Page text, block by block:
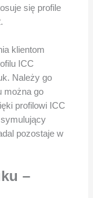
się profile
klientom
ICC
Należy go
można go
profilowi ICC
pozostaje w
–